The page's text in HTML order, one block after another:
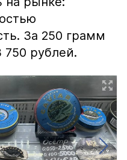
За 250 грамм
750 рублей.